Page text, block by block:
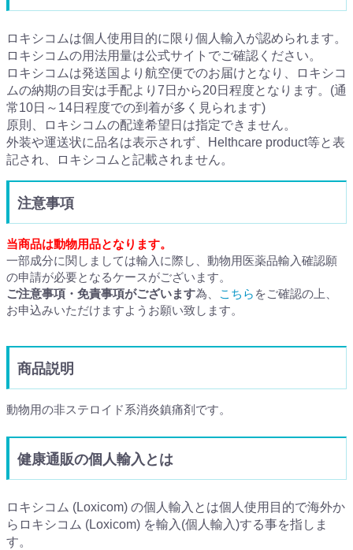
ロキシコムは個人使用目的に限り個人輸入が認められます。
ロキシコムの用法用量は公式サイトでご確認ください。
ロキシコムは発送国より航空便でのお届けとなり、ロキシコ
ムの納期の目安は手配より7日から20日程度となります。(通
常10日～14日程度での到着が多く見られます)
原則、ロキシコムの配達希望日は指定できません。
外装や運送状に品名は表示されず、Helthcare product等と表
記され、ロキシコムと記載されません。
注意事項
当商品は動物用品となります。
一部成分に関しましては輸入に際し、動物用医薬品輸入確認願
の申請が必要となるケースがございます。
ご注意事項・免責事項がございます為、 こちら をご確認の上、
お申込みいただけますようお願い致します。
商品説明
動物用の非ステロイド系消炎鎮痛剤です。
健康通販の個人輸入とは
ロキシコム (Loxicom) の個人輸入とは個人使用目的で海外か
らロキシコム (Loxicom) を輸入(個人輸入)する事を指しま
す。